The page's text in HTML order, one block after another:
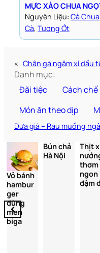
MỰC XÀO CHUA
Nguyên Liệu: Cà Chua
Cà, Tương Ớt
« Chân gà ngâm xì dầu
Danh mục:
Đãi tiệc
Cách chế
Món ăn theo dịp
Dưa giá – Rau muống
Vỏ bánh
hambur
ger
dùng
men
biga
Bún chả
Hà Nội
Thịt
thơm
ngon
đậm